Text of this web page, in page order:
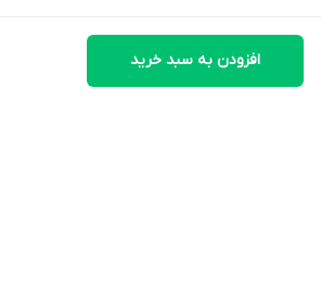
افزودن به سبد خرید